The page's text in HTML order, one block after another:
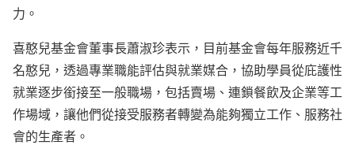
力。
喜憨兒基金會董事長蕭淑珍表示，目前基金會每年服務近千
名憨兒，透過專業職能評估與就業媒合，協助學員從庇護性
就業逐步銜接至一般職場，包括賣場、連鎖餐飲及企業等工
作場域，讓他們從接受服務者轉變為能夠獨立工作、服務社
會的生產者。